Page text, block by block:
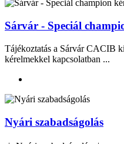
Sárvár - Speciál
Tájékoztatás a Sárvár CACIB
kérelmekkel kapcsolatban ...
Nyári szabadságolás